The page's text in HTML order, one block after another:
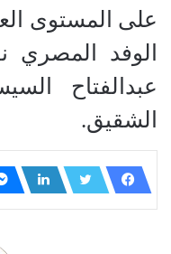
على المستوى
الوفد المصري
عبدالفتاح
الشقيق.